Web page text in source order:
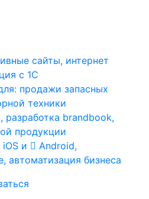
сайты, интернет
с 1С
продажи запасных
техники
разработка brandbook,
продукции
iOS и
Android,
автоматизация бизнеса